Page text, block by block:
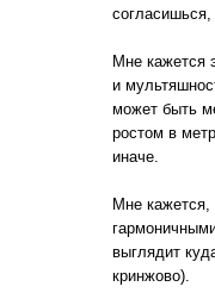
Мне кажется
и
может быть
ростом в
иначе.
Мне кажется,
выглядит
кринжово).